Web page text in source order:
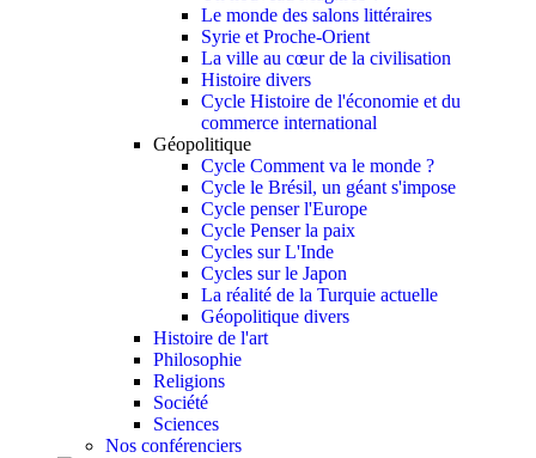
Le monde des salons littéraires
Syrie et Proche-Orient
La ville au cœur de la civilisation
Histoire divers
Cycle Histoire de l'économie et du
commerce international
Géopolitique
Cycle Comment va le monde ?
Cycle le Brésil, un géant s'impose
Cycle penser l'Europe
Cycle Penser la paix
Cycles sur L'Inde
Cycles sur le Japon
La réalité de la Turquie actuelle
Géopolitique divers
Histoire de l'art
Philosophie
Religions
Société
Sciences
Nos conférenciers